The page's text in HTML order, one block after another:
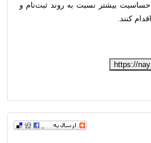
بیشتر نسبت به روند ثبت‌نام و
کنند.
https://